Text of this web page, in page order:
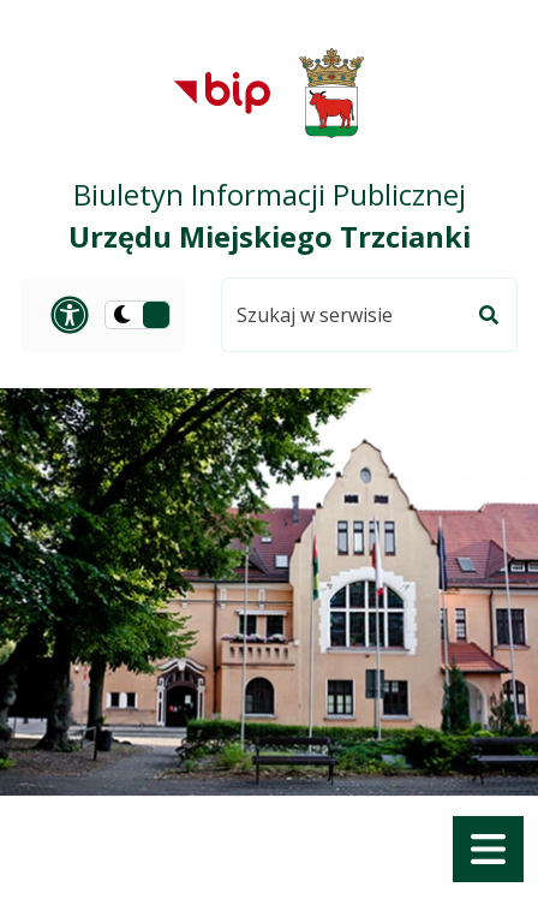
Przejdź do
głównego menu
Przejdź do treści
Przejdź do mapy
serwisu
Biuletyn Informacji Publicznej
Urzędu Miejskiego Trzcianki
Panel dostosowania
Przełącz
ciemną
serwisie
Menu